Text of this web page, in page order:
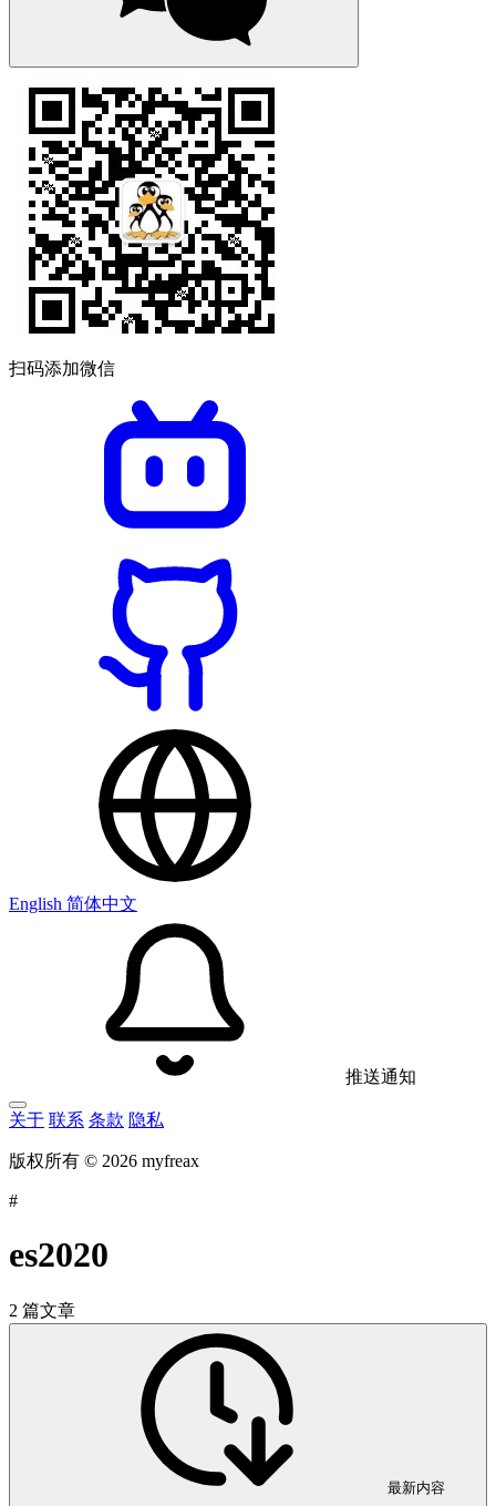
扫码添加微信
English 简体中文
推送通知
关于 联系 条款 隐私
版权所有 © 2026 myfreax
#
es2020
2 篇文章
最新内容